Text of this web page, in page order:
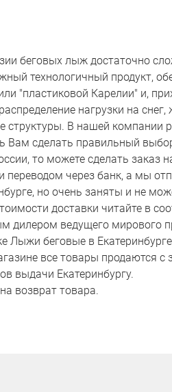
беговых лыж достаточно
технологичный продукт,
"пластиковой Карелии" и,
нагрузки на
В нашей компании
Вам сделать правильный
то можете сделать
переводом через банк, а мы
но очень заняты и не
доставки читайте в
ведущего мирового
беговые в
все товары продаются с
выдачи Екатеринбургу.
возврат товара.